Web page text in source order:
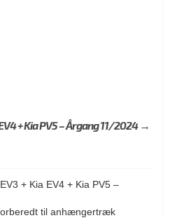
+ Kia PV5 – Årgang 11/2024 →
+ Kia EV4 + Kia PV5 –
til anhængertræk